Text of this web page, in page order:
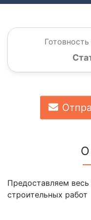
О
Предоставляем
строительных работ